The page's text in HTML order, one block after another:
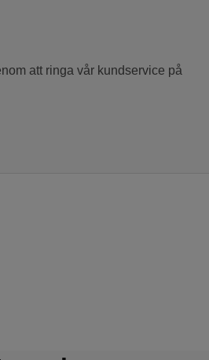
att ringa vår kundservice på